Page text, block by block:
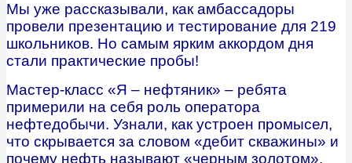
Мы уже рассказывали, как амбассадоры
провели презентацию и тестирование для 219
школьников. Но самым ярким аккордом дня
стали практические пробы!
Мастер-класс «Я – нефтяник» – ребята
примерили на себя роль оператора
нефтедобычи. Узнали, как устроен промысел,
что скрывается за словом «дебит скважины» и
почему нефть называют «черным золотом».